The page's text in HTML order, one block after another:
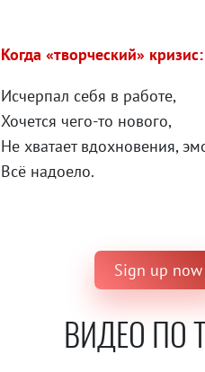
Когда «творческий» кризис:
Исчерпал себя в работе,
Хочется чего-то нового,
Не хватает вдохновения,
Всё надоело.
Sign up now
ВИДЕО ПО